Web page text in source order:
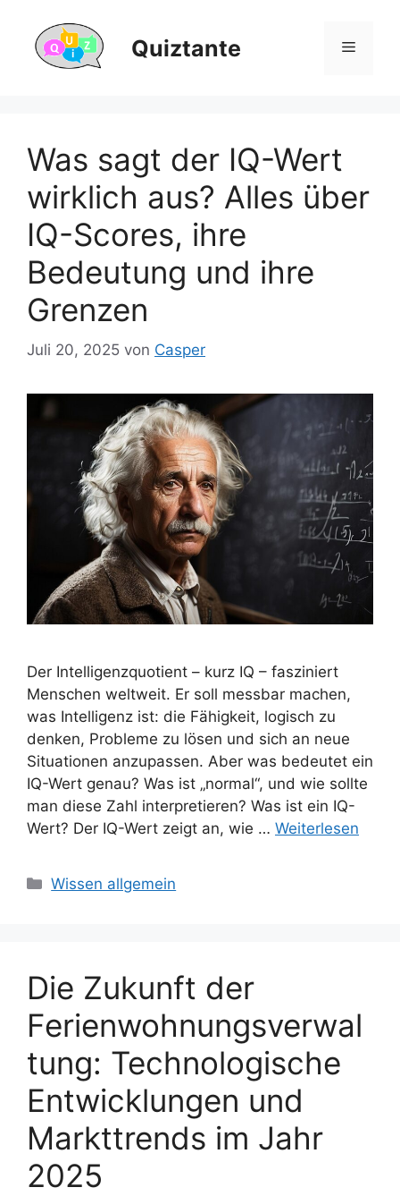
Inhalt
springen
Quiztante Menü
Was sagt der IQ-Wert
wirklich aus? Alles über
IQ-Scores, ihre
Bedeutung und ihre
Grenzen
Juli 20, 2025 von Casper
Der Intelligenzquotient – kurz IQ – fasziniert
Menschen weltweit. Er soll messbar machen,
was Intelligenz ist: die Fähigkeit, logisch zu
denken, Probleme zu lösen und sich an neue
Situationen anzupassen. Aber was bedeutet ein
IQ-Wert genau? Was ist „normal“, und wie sollte
man diese Zahl interpretieren? Was ist ein IQ-
Wert? Der IQ-Wert zeigt an, wie … Weiterlesen
Kategorien
Wissen allgemein
Die Zukunft der
Ferienwohnungsverwal
tung: Technologische
Entwicklungen und
Markttrends im Jahr
2025